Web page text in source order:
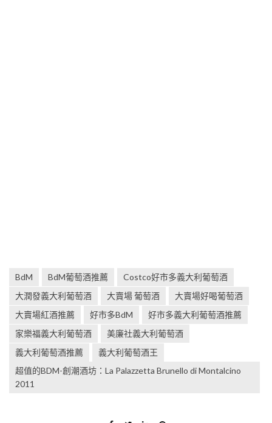
BdM BdM葡萄酒推薦
Costco好市多義大利葡萄酒
大潤發義大利葡萄酒
大賣場 葡萄酒
大賣場好喝葡萄酒
大賣場紅酒推薦
好市多BdM
好市多義大利葡萄酒推薦
家樂福義大利葡萄酒
美廉社義大利葡萄酒
義大利葡萄酒推薦
義大利葡萄酒王
超值的BDM-創潮酒坊：La Palazzetta Brunello di Montalcino
2011